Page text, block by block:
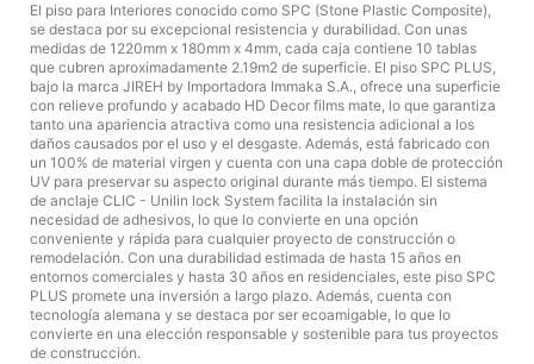
El piso para Interiores conocido como SPC (Stone Plastic Composite),
se destaca por su excepcional resistencia y durabilidad. Con unas
medidas de 1220mm x 180mm x 4mm, cada caja contiene 10 tablas
que cubren aproximadamente 2.19m2 de superficie. El piso SPC PLUS,
bajo la marca JIREH by Importadora Immaka S.A., ofrece una superficie
con relieve profundo y acabado HD Decor films mate, lo que garantiza
tanto una apariencia atractiva como una resistencia adicional a los
daños causados por el uso y el desgaste. Además, está fabricado con
un 100% de material virgen y cuenta con una capa doble de protección
UV para preservar su aspecto original durante más tiempo. El sistema
de anclaje CLIC - Unilin lock System facilita la instalación sin
necesidad de adhesivos, lo que lo convierte en una opción
conveniente y rápida para cualquier proyecto de construcción o
remodelación. Con una durabilidad estimada de hasta 15 años en
entornos comerciales y hasta 30 años en residenciales, este piso SPC
PLUS promete una inversión a largo plazo. Además, cuenta con
tecnología alemana y se destaca por ser ecoamigable, lo que lo
convierte en una elección responsable y sostenible para tus proyectos
de construcción.